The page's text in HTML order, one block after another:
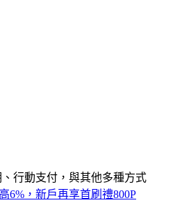
行動支付，與其他多種方式
6%，新戶再享首刷禮800P